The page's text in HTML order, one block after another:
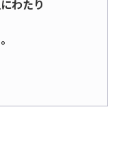
わたり